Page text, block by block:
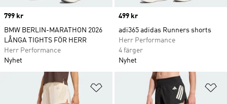
Price
799 kr
BMW BERLIN-MARATHON 2026
LÅNGA TIGHTS FÖR HERR
Herr Performance
Nyhet
Price
499 kr
adi365 adidas Runners shorts
Herr Performance
4 färger
Nyhet
Lägg till på önskelistan